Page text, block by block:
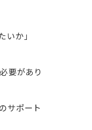
か」
要があり
サポート